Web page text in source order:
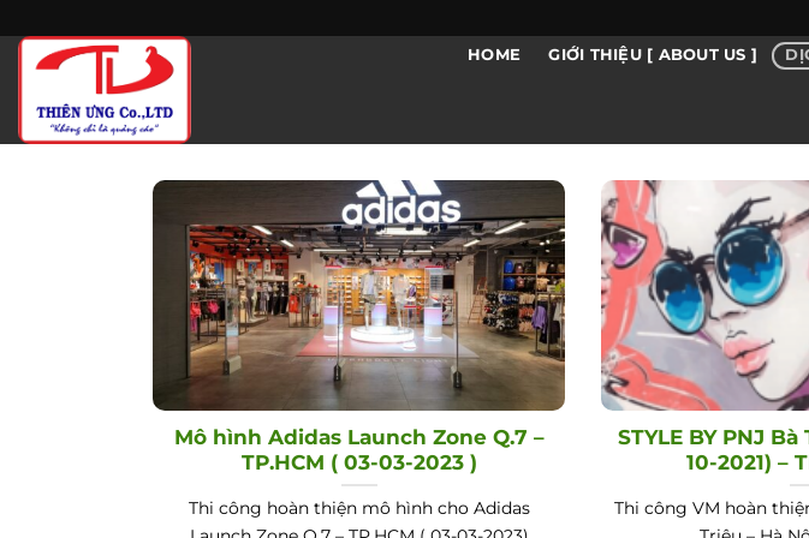
to
content
HOME GIỚI THIỆU [ ABOUT US ]
Mô hình Adidas Launch Zone Q.7 –
TP.HCM ( 03-03-2023 )
Thi công hoàn thiện mô hình cho Adidas
STYLE BY PNJ
10-2021) –
Thi công VM hoàn